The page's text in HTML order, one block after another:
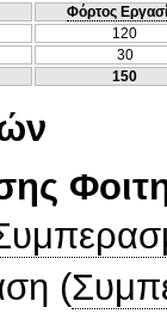
Φόρτος
120
30
150
(